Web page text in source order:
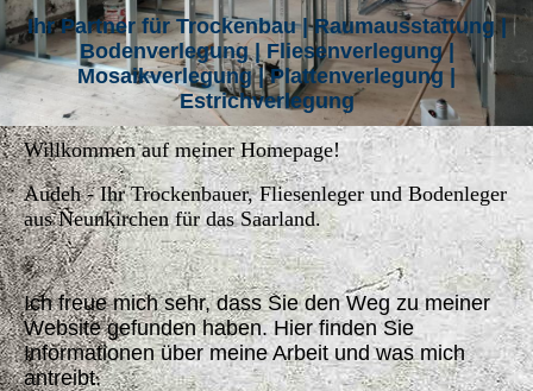
Ihr Partner für Trockenbau | Raumausstattung |
Bodenverlegung | Fliesenverlegung |
Mosaikverlegung | Plattenverlegung |
Estrichverlegung
Willkommen auf meiner Homepage!
Audeh - Ihr Trockenbauer, Fliesenleger und Bodenleger
aus Neunkirchen für das Saarland.
Ich freue mich sehr, dass Sie den Weg zu meiner
Website gefunden haben. Hier finden Sie
Informationen über meine Arbeit und was mich
antreibt.